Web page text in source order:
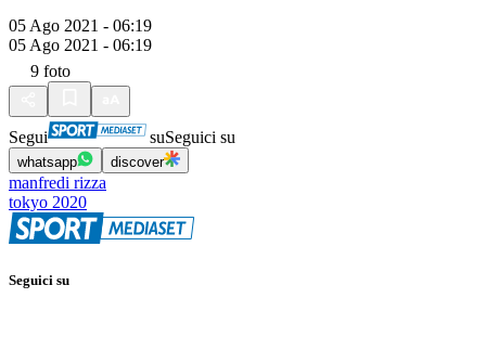
05 Ago 2021 - 06:19
05 Ago 2021 - 06:19
9 foto
Segui suSeguici su
whatsapp discover
manfredi rizza
tokyo 2020
Seguici su